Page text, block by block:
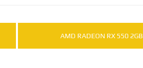
AMD RADEON RX 550 2GB